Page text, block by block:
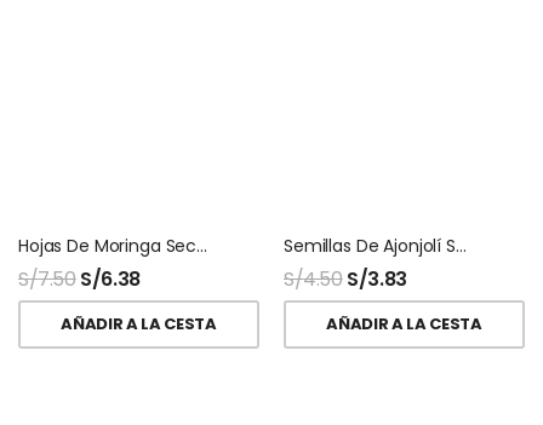
Hojas De Moringa Secas Deshidratadas
S/7.50S/6.38
AÑADIR A LA CESTA
Semillas De Ajonjolí Sésamo
S/4.50S/3.83
AÑADIR A LA CESTA